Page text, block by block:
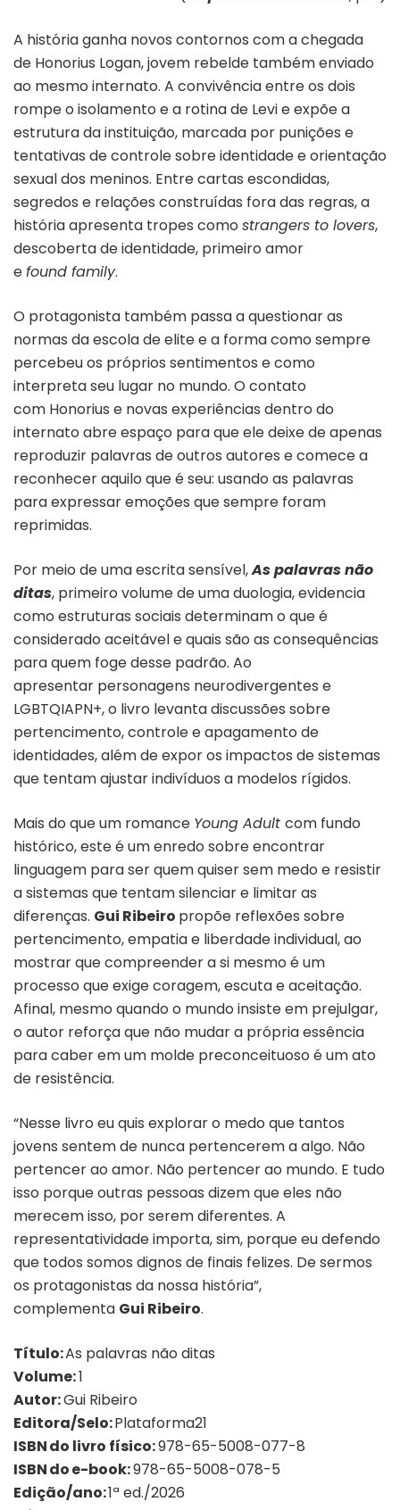
A história ganha novos contornos com a chegada
de Honorius Logan, jovem rebelde também enviado
ao mesmo internato. A convivência entre os dois
rompe o isolamento e a rotina de Levi e expõe a
estrutura da instituição, marcada por punições e
tentativas de controle sobre identidade e orientação
sexual dos meninos. Entre cartas escondidas,
segredos e relações construídas fora das regras, a
história apresenta tropes como strangers to lovers,
descoberta de identidade, primeiro amor
efound family.
O protagonista também passa a questionar as
normas da escola de elite e a forma como sempre
percebeu os próprios sentimentos e como
interpreta seu lugar no mundo. O contato
com Honorius e novas experiências dentro do
internato abre espaço para que ele deixe de apenas
reproduzir palavras de outros autores e comece a
reconhecer aquilo que é seu: usando as palavras
para expressar emoções que sempre foram
reprimidas.
Por meio de uma escrita sensível,As palavras não
ditas, primeiro volume de uma duologia, evidencia
como estruturas sociais determinam o que é
considerado aceitável e quais são as consequências
para quem foge desse padrão. Ao
apresentar personagens neurodivergentes e
LGBTQIAPN+, o livro levanta discussões sobre
pertencimento, controle e apagamento de
identidades, além de expor os impactos de sistemas
que tentam ajustar indivíduos a modelos rígidos.
Mais do que um romance Young Adult com fundo
histórico, este é um enredo sobre encontrar
linguagem para ser quem quiser sem medo e resistir
a sistemas que tentam silenciar e limitar as
diferenças. Gui Ribeiro propõe reflexões sobre
pertencimento, empatia e liberdade individual, ao
mostrar que compreender a si mesmo é um
processo que exige coragem, escuta e aceitação.
Afinal, mesmo quando o mundo insiste em prejulgar,
o autor reforça que não mudar a própria essência
para caber em um molde preconceituoso é um ato
de resistência.
“Nesse livro eu quis explorar o medo que tantos
jovens sentem de nunca pertencerem a algo. Não
pertencer ao amor. Não pertencer ao mundo. E tudo
isso porque outras pessoas dizem que eles não
merecem isso, por serem diferentes. A
representatividade importa, sim, porque eu defendo
que todos somos dignos de finais felizes. De sermos
os protagonistas da nossa história”,
complementa Gui Ribeiro.
Título:As palavras não ditas
Volume:1
Autor:Gui Ribeiro
Editora/Selo:Plataforma21
ISBN do livro físico:978-65-5008-077-8
ISBN do e-book:978-65-5008-078-5
Edição/ano:1ª ed./2026